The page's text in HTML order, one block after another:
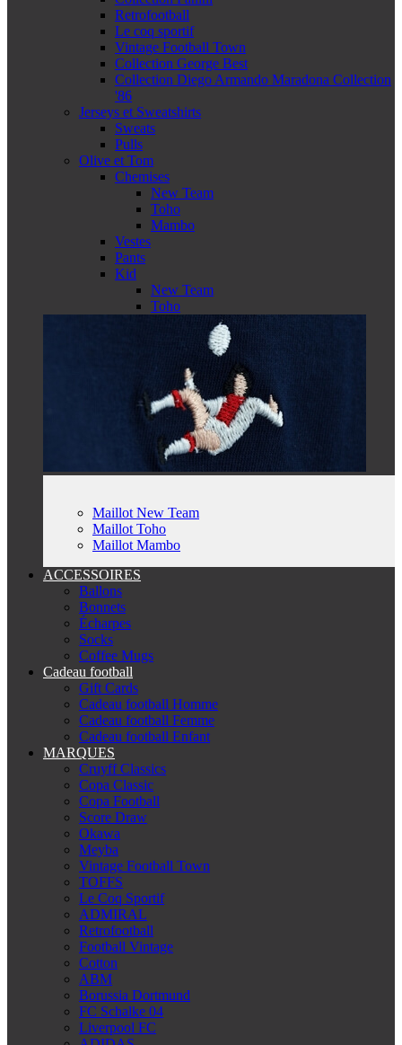
Retrofootball
Le coq sportif
Vintage Football Town
Collection George Best
Collection Diego Armando Maradona Collection
'86
Jerseys et Sweatshirts
Sweats
Pulls
Olive et Tom
Chemises
New Team
Toho
Mambo
Vestes
Pants
Kid
New Team
Toho
Maillot New Team
Maillot Toho
Maillot Mambo
ACCESSOIRES
Ballons
Bonnets
Écharpes
Socks
Coffee Mugs
Cadeau football
Gift Cards
Cadeau football Homme
Cadeau football Femme
Cadeau football Enfant
MARQUES
Cruyff Classics
Copa Classic
Copa Football
Score Draw
Okawa
Meyba
Vintage Football Town
TOFFS
Le Coq Sportif
ADMIRAL
Retrofootball
Football Vintage
Cotton
ABM
Borussia Dortmund
FC Schalke 04
Liverpool FC